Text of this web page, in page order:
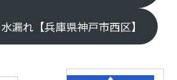
漏れ【兵庫県神戸市西区】